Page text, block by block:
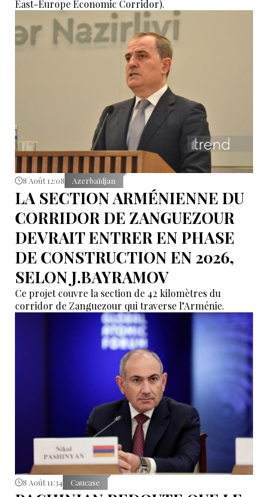
East-Europe Economic Corridor).
8 Août 12:08 Azerbaïdjan
LA SECTION ARMÉNIENNE DU
CORRIDOR DE ZANGUEZOUR
DEVRAIT ENTRER EN PHASE
DE CONSTRUCTION EN 2026,
SELON J.BAYRAMOV
Ce projet couvre la section de 42 kilomètres du
corridor de Zanguezour qui traverse l’Arménie.
8 Août 11:34 Caucase